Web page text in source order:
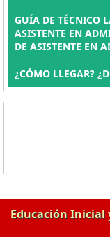
GUÍA DE TÉCNICO
ASISTENTE EN
DE ASISTENTE EN
¿CÓMO LLEGAR?
Educación Inicial